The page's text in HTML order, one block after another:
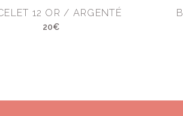
12 OR / ARGENTÉ
20€